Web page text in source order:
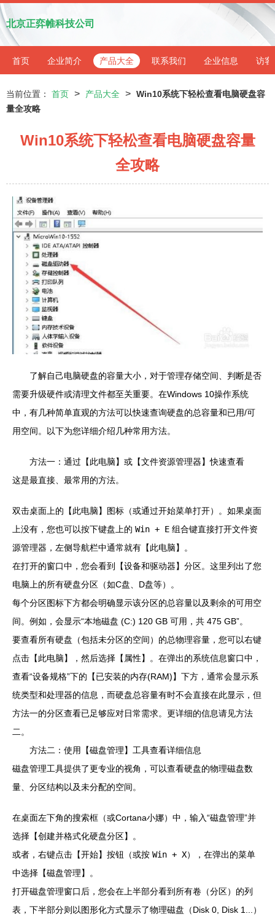
北京正弈帷科技公司
首页 企业简介 产品大全 联系我们 企业信息 访客
当前位置： 首页 > 产品大全 > Win10系统下轻松查看电脑硬盘容
量全攻略
Win10系统下轻松查看电脑硬盘容量
全攻略
了解自己电脑硬盘的容量大小，对于管理存储空间、判断是否
需要升级硬件或清理文件都至关重要。在Windows 10操作系统
中，有几种简单直观的方法可以快速查询硬盘的总容量和已用/可
用空间。以下为您详细介绍几种常用方法。
方法一：通过【此电脑】或【文件资源管理器】快速查看
这是最直接、最常用的方法。
双击桌面上的【此电脑】图标（或通过开始菜单打开）。如果桌面
上没有，您也可以按下键盘上的 Win + E 组合键直接打开文件资
源管理器，左侧导航栏中通常就有【此电脑】。
在打开的窗口中，您会看到【设备和驱动器】分区。这里列出了您
电脑上的所有硬盘分区（如C盘、D盘等）。
每个分区图标下方都会明确显示该分区的总容量以及剩余的可用空
间。例如，会显示“本地磁盘 (C:) 120 GB 可用，共 475 GB”。
要查看所有硬盘（包括未分区的空间）的总物理容量，您可以右键
点击【此电脑】，然后选择【属性】。在弹出的系统信息窗口中，
查看“设备规格”下的【已安装的内存(RAM)】下方，通常会显示系
统类型和处理器的信息，而硬盘总容量有时不会直接在此显示，但
方法一的分区查看已足够应对日常需求。更详细的信息请见方法
二。
方法二：使用【磁盘管理】工具查看详细信息
磁盘管理工具提供了更专业的视角，可以查看硬盘的物理磁盘数
量、分区结构以及未分配的空间。
在桌面左下角的搜索框（或Cortana小娜）中，输入“磁盘管理”并
选择【创建并格式化硬盘分区】。
或者，右键点击【开始】按钮（或按 Win + X），在弹出的菜单
中选择【磁盘管理】。
打开磁盘管理窗口后，您会在上半部分看到所有卷（分区）的列
表，下半部分则以图形化方式显示了物理磁盘（Disk 0, Disk 1...）